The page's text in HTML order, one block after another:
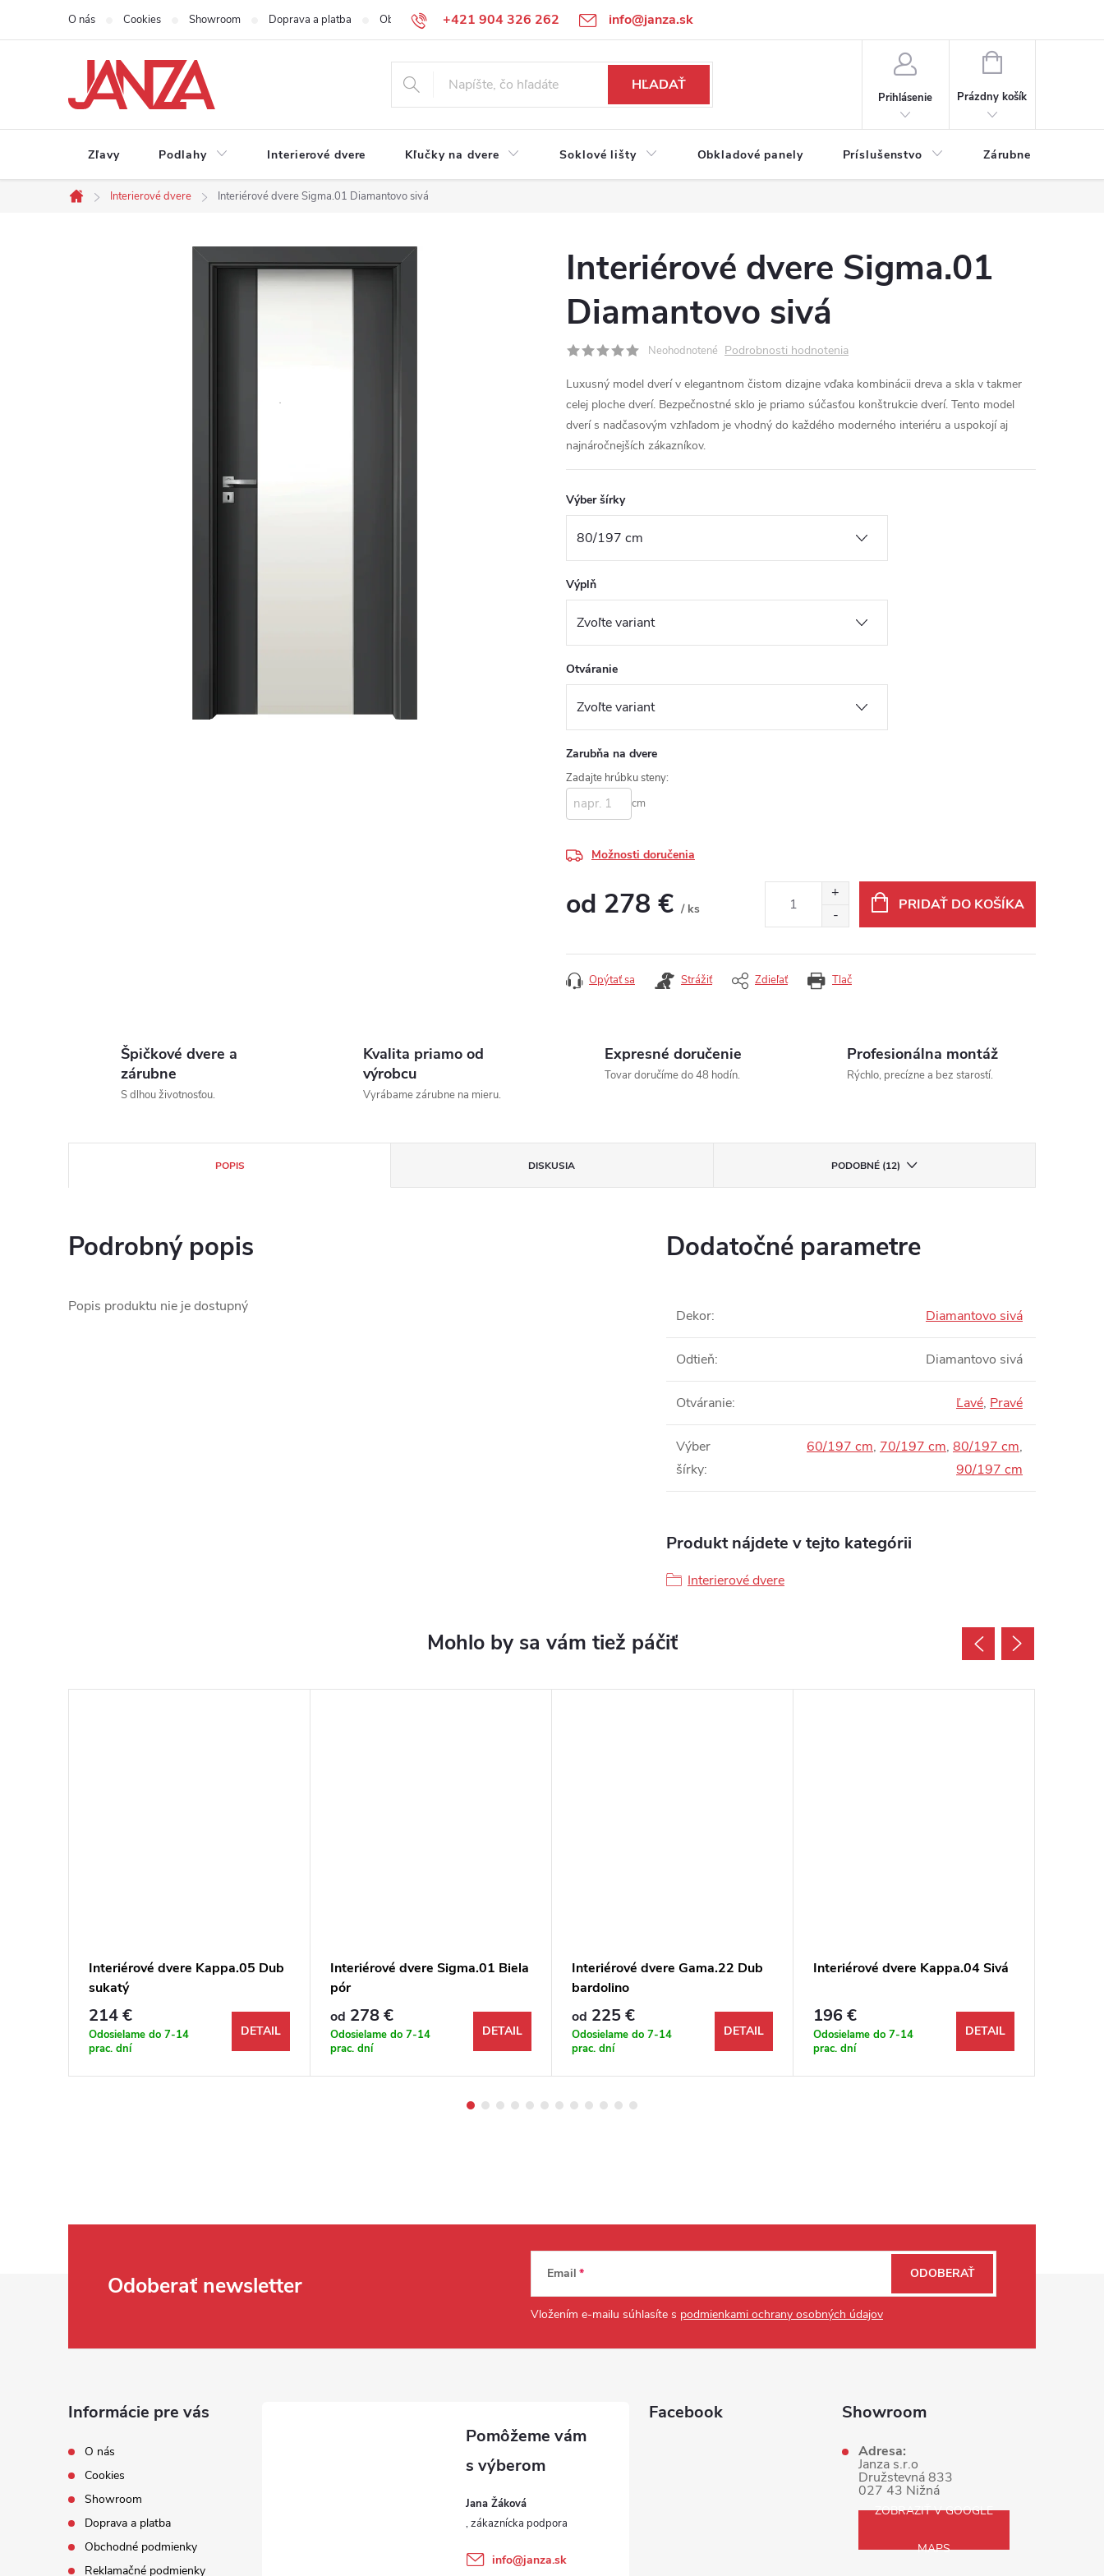
Prejsť na obsah +421 904 326 262 info@janza.sk
O nás Cookies Showroom Doprava a platba Obchodné podmienky Reklamačné podmienky Podmienky ochrany osobných údajov
HĽADAŤ
Prihlásenie
NÁKUPNÝ KOŠÍK
Prázdny košík
Zľavy Podlahy Interierové dvere Kľučky na dvere Soklové lišty Obkladové panely Príslušenstvo Zárubne
Domov
Interierové dvere Interiérové dvere Sigma.01 Diamantovo sivá
Interiérové dvere Sigma.01
Diamantovo sivá
Neohodnotené Podrobnosti hodnotenia
Luxusný model dverí v elegantnom čistom dizajne vďaka kombinácii dreva a skla v takmer
celej ploche dverí. Bezpečnostné sklo je priamo súčasťou konštrukcie dverí. Tento model
dverí s nadčasovým vzhľadom je vhodný do každého moderného interiéru a uspokojí aj
najnáročnejších zákazníkov.
Výber šírky
Výplň
Otváranie
Zarubňa na dvere
Zadajte hrúbku steny:
cm
Možnosti doručenia
od 278 € / ks
PRIDAŤ DO KOŠÍKA
Tlač
Opýtať sa Strážiť Zdieľať
Špičkové dvere a
zárubne
S dlhou životnosťou.
Kvalita priamo od
výrobcu
Vyrábame zárubne na mieru.
Expresné doručenie
Tovar doručíme do 48 hodín.
Profesionálna montáž
Rýchlo, precízne a bez starostí.
POPIS DISKUSIA PODOBNÉ (12)
Podrobný popis
Popis produktu nie je dostupný
Dodatočné parametre
Dekor: Diamantovo sivá
Odtieň: Diamantovo sivá
Otváranie: Ľavé, Pravé
Výber
šírky:
60/197 cm, 70/197 cm, 80/197 cm,
90/197 cm
Produkt nájdete v tejto kategórii
Interierové dvere
Interiérové dvere Kappa.05 Dub
sukatý
214 €
Odosielame do 7-14
prac. dní
DETAIL
Interiérové dvere Sigma.01 Biela
pór
od 278 €
Odosielame do 7-14
prac. dní
DETAIL
Interiérové dvere Gama.22 Dub
bardolino
od 225 €
Odosielame do 7-14
prac. dní
DETAIL
Interiérové dvere Kappa.04 Sivá
196 €
Odosielame do 7-14
prac. dní
DETAIL
Odoberať newsletter Email
Vložením e-mailu súhlasíte s podmienkami ochrany osobných údajov
ODOBERAŤ
Informácie pre vás
O nás
Cookies
Showroom
Doprava a platba
Obchodné podmienky
Reklamačné podmienky
Jana Žáková
info@janza.sk
Facebook Showroom
Adresa:
Janza s.r.o
Družstevná 833
027 43 Nižná
ZOBRAZIŤ V GOOGLE
MAPS